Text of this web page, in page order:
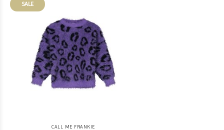
SALE
CALL ME FRANKIE